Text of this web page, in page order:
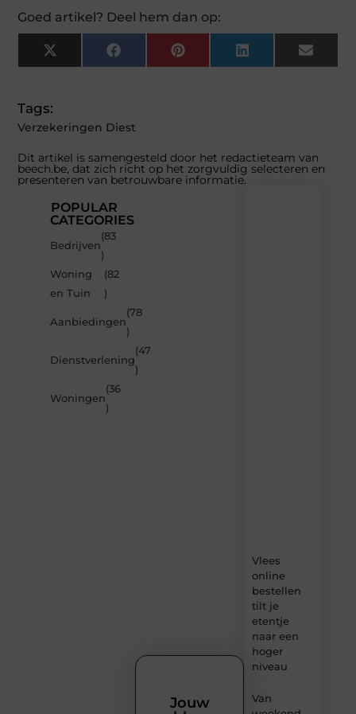
Goed artikel? Deel hem dan op:
X
(Twitter)
FacebookPinterestLinkedInEmail
Tags:
Verzekeringen Diest
Dit artikel is samengesteld door het redactieteam van
beech.be, dat zich richt op het zorgvuldig selecteren en
presenteren van betrouwbare informatie.
POPULAR
CATEGORIES
Bedrijven
(83
)
Woning
en Tuin
(82
)
Aanbiedingen
(78
)
Dienstverlening
(47
)
Woningen
(36
)
Vlees
online
bestellen
tilt je
etentje
naar een
hoger
niveau
Van
Jouw